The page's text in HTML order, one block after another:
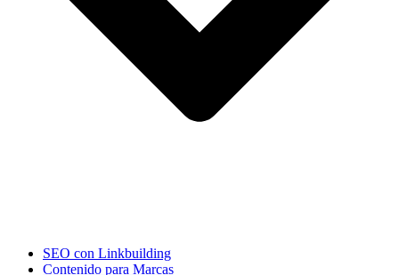
SEO con Linkbuilding
Contenido para Marcas